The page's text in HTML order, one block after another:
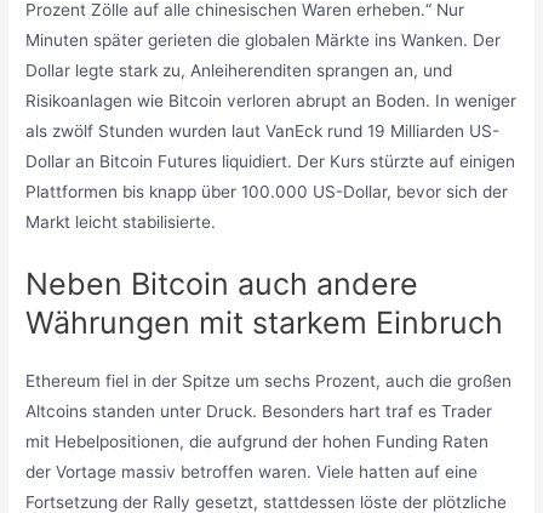
Prozent Zölle auf alle chinesischen Waren erheben.“ Nur
Minuten später gerieten die globalen Märkte ins Wanken. Der
Dollar legte stark zu, Anleiherenditen sprangen an, und
Risikoanlagen wie Bitcoin verloren abrupt an Boden. In weniger
als zwölf Stunden wurden laut VanEck rund 19 Milliarden US-
Dollar an Bitcoin Futures liquidiert. Der Kurs stürzte auf einigen
Plattformen bis knapp über 100.000 US-Dollar, bevor sich der
Markt leicht stabilisierte.
Neben Bitcoin auch andere
Währungen mit starkem Einbruch
Ethereum fiel in der Spitze um sechs Prozent, auch die großen
Altcoins standen unter Druck. Besonders hart traf es Trader
mit Hebelpositionen, die aufgrund der hohen Funding Raten
der Vortage massiv betroffen waren. Viele hatten auf eine
Fortsetzung der Rally gesetzt, stattdessen löste der plötzliche